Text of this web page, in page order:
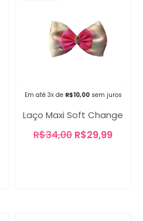
Em até 3x de R$10,00 sem juros
Laço Maxi Soft Change
R$34,00 R$29,99
lançada com